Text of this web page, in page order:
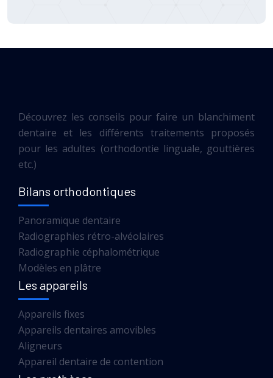
Découvrez les conseils pour faire un blanchiment
dentaire et les différents traitements proposés
pour les adultes (orthodontie linguale, gouttières
etc.)
Bilans orthodontiques
Panoramique dentaire
Radiographies rétro-alvéolaires
Radiographie céphalométrique
Modèles en plâtre
Les appareils
Appareils fixes
Appareils dentaires amovibles
Aligneurs
Appareil dentaire de contention